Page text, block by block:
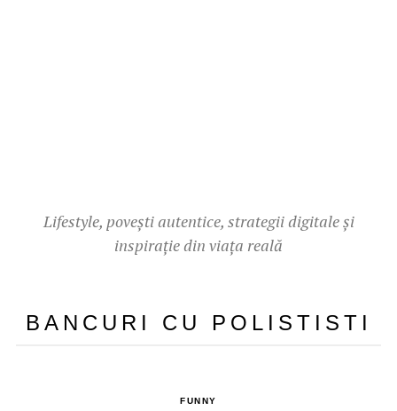
Lifestyle, povești autentice, strategii digitale și
inspirație din viața reală
BANCURI CU POLISTISTI
FUNNY